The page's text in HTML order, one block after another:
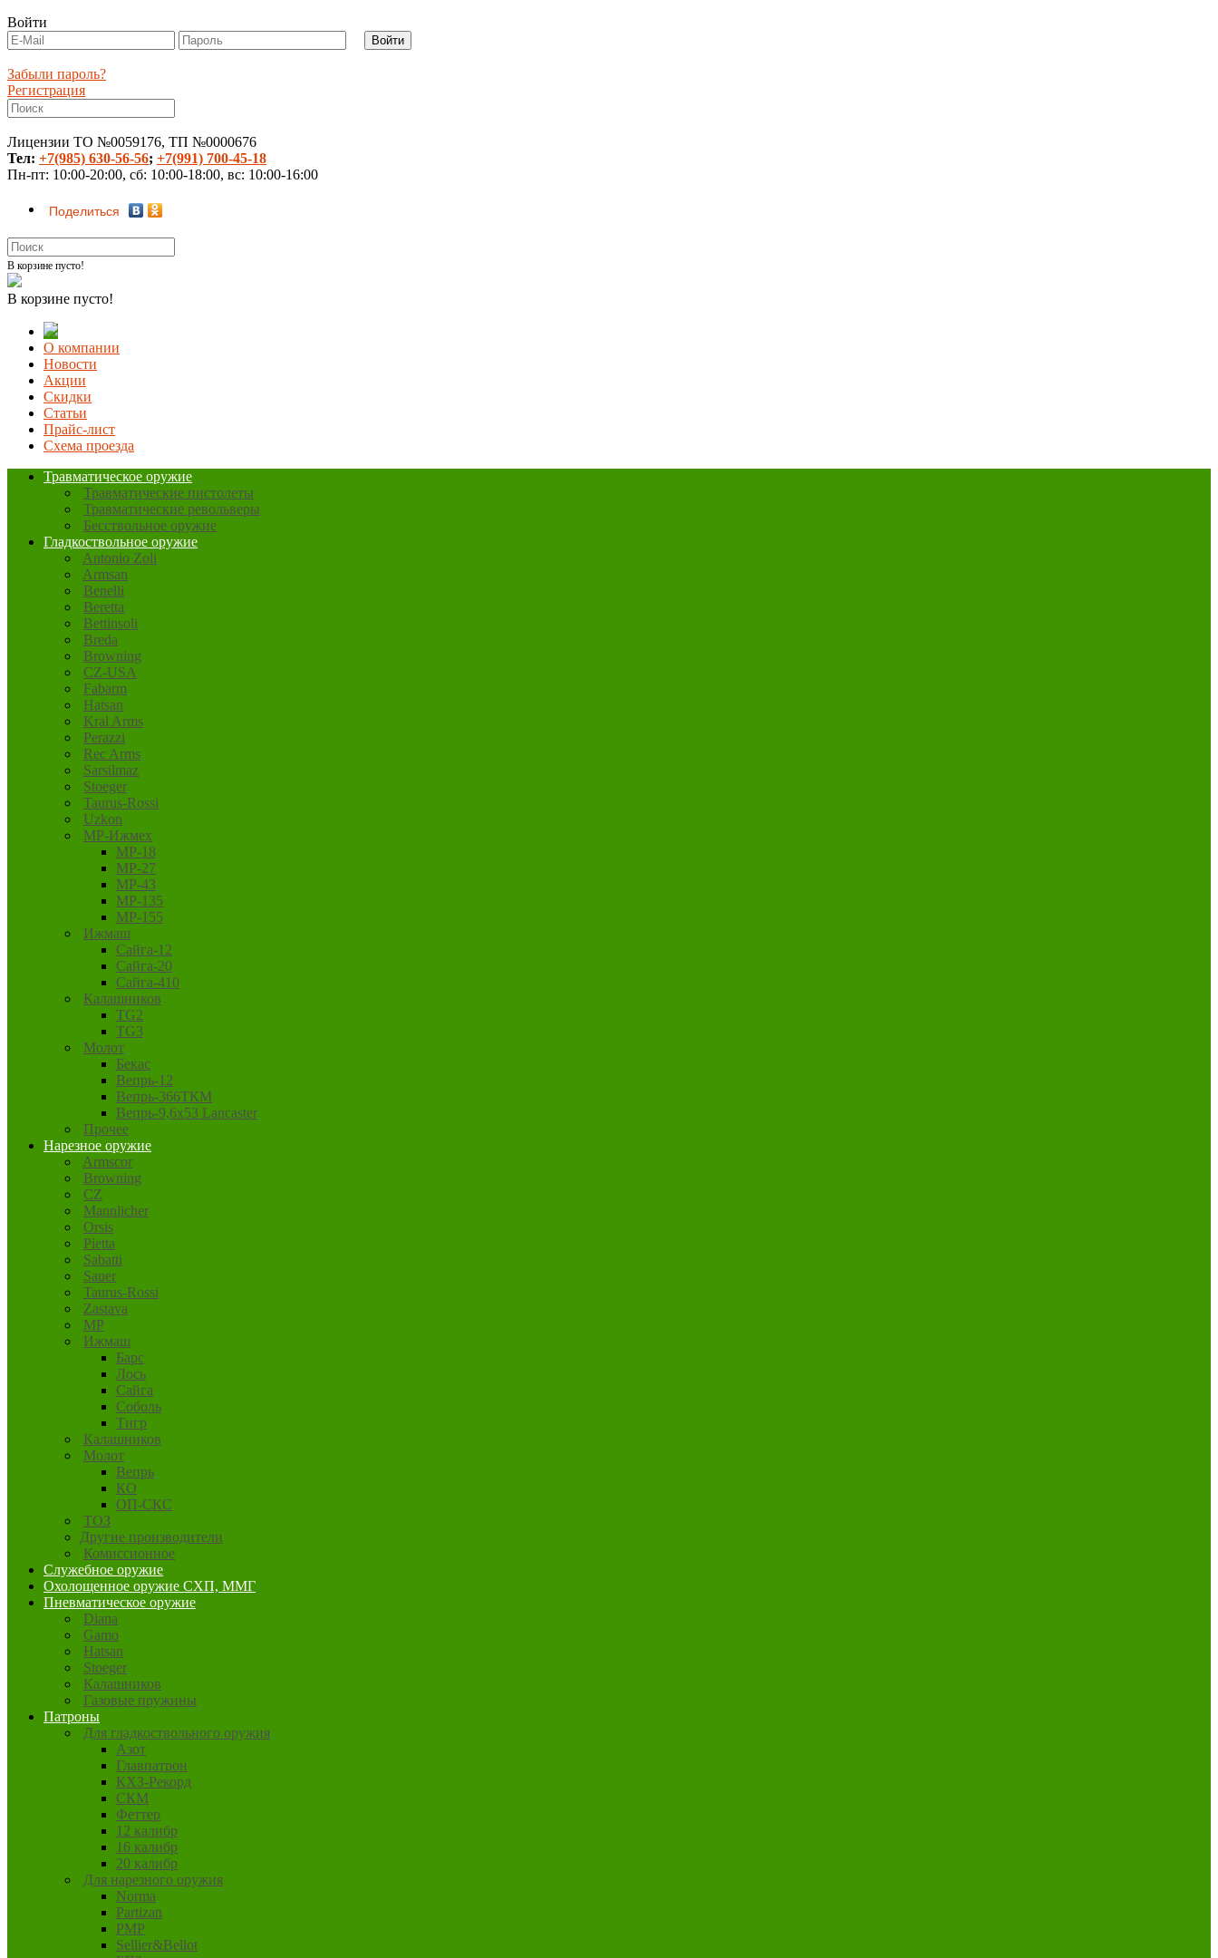
Войти
Забыли пароль?
Регистрация
Лицензии ТО №0059176, ТП №0000676
Тел: +7(985) 630-56-56; +7(991) 700-45-18
Пн-пт: 10:00-20:00, сб: 10:00-18:00, вс: 10:00-16:00
Поделиться
В корзине пусто!
В корзине пусто!
О компании
Новости
Акции
Скидки
Статьи
Прайс-лист
Схема проезда
Травматическое оружие
Травматические пистолеты
Травматические револьверы
Бесствольное оружие
Гладкоствольное оружие
Antonio Zoli
Armsan
Benelli
Beretta
Bettinsoli
Breda
Browning
CZ-USA
Fabarm
Hatsan
Kral Arms
Perazzi
Rec Arms
Sarsilmaz
Stoeger
Taurus-Rossi
Uzkon
MP-Ижмех
MP-18
MP-27
MP-43
MP-135
MP-155
Ижмаш
Сайга-12
Сайга-20
Сайга-410
Калашников
TG2
TG3
Молот
Бекас
Вепрь-12
Вепрь-366ТКМ
Вепрь-9,6х53 Lancaster
Прочее
Нарезное оружие
Armscor
Browning
CZ
Mannlicher
Orsis
Pietta
Sabatti
Sauer
Taurus-Rossi
Zastava
MP
Ижмаш
Барс
Лось
Сайга
Соболь
Тигр
Калашников
Молот
Вепрь
КО
ОП-СКС
ТОЗ
Другие производители
Комиссионное
Служебное оружие
Охолощенное оружие СХП, ММГ
Пневматическое оружие
Diana
Gamo
Hatsan
Stoeger
Калашников
Газовые пружины
Патроны
Для гладкоствольного оружия
Азот
Главпатрон
КХЗ-Рекорд
СКМ
Феттер
12 калибр
16 калибр
20 калибр
Для нарезного оружия
Norma
Partizan
PMP
Sellier&Bellot